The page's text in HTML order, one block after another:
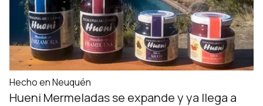
Hecho en Neuquén
Hueni Mermeladas se expande y ya llega a